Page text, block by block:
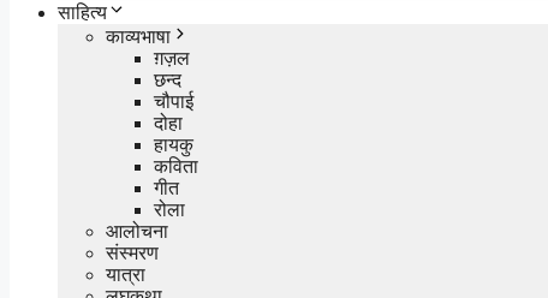
साहित्य
काव्यभाषा
ग़ज़ल
छन्द
चौपाई
दोहा
हायकु
कविता
गीत
रोला
आलोचना
संस्मरण
यात्रा